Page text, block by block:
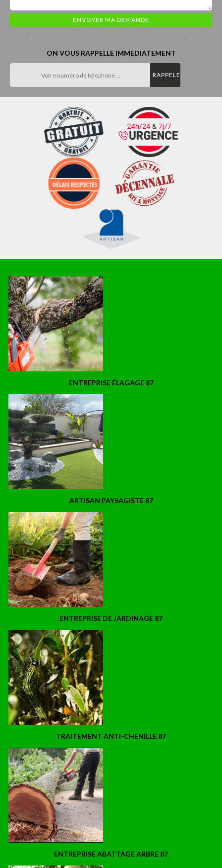
ON VOUS RAPPELLE IMMEDIATEMENT
ENTREPRISE ÉLAGAGE 87
ARTISAN PAYSAGISTE 87
ENTREPRISE DE JARDINAGE 87
TRAITEMENT ANTI-CHENILLE 87
ENTREPRISE ABATTAGE ARBRE 87